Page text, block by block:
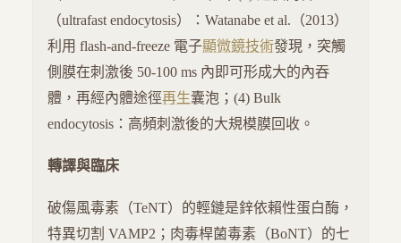
（ultrafast endocytosis）：Watanabe et al.（2013）
利用 flash-and-freeze 電子顯微鏡技術發現，突觸
側膜在刺激後 50-100 ms 內即可形成大的內吞
體，再經內體途徑再生囊泡；(4) Bulk
endocytosis：高頻刺激後的大規模膜回收。
轉譯與臨床
破傷風毒素（TeNT）的輕鏈是鋅依賴性蛋白酶，
特異切割 VAMP2；肉毒桿菌毒素（BoNT）的七